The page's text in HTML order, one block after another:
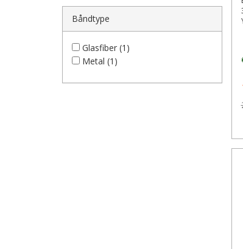
Båndtype
Glasfiber (1)
Metal (1)